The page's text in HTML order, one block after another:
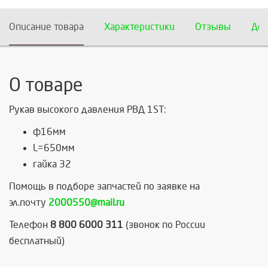
Описание товара Характеристики Отзывы
О товаре
Рукав высокого давления РВД 1ST:
ф16мм
L=650мм
гайка 32
Помощь в подборе запчастей по заявке на
эл.почту 2000550@mail.ru
Телефон 8 800 6000 311 (звонок по России
бесплатный)